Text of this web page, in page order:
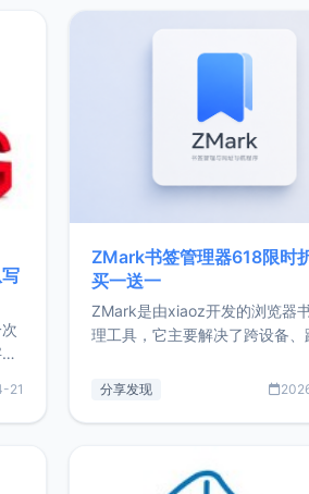
21
ZMark书签管理器618限时
买一送一
ZMark是由xiaoz开发的浏览器
理工具，它主要解决了跨设备、
做到一处部署、随处访问。同
量级： 使用Bun + Hono.js
分享发现